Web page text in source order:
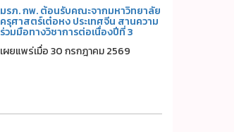
มรภ. กพ. ต้อนรับคณะจากมหาวิทยาลัย
ครุศาสตร์เต๋อหง ประเทศจีน สานความ
ร่วมมือทางวิชาการต่อเนื่องปีที่ 3
เผยแพร่เมื่อ 30 กรกฎาคม 2569